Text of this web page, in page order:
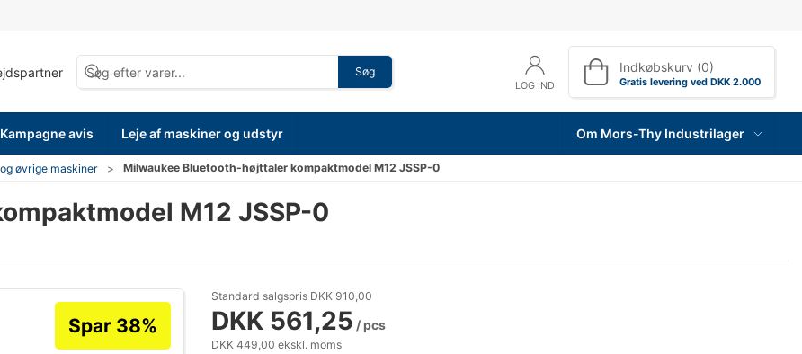
Søg
LOG IND
Indkøbskurv (0)
Gratis levering ved DKK 2.000
Kampagne avis Leje af maskiner og udstyr Om Mors-Thy Industrilager
øvrige maskiner Milwaukee Bluetooth-højttaler kompaktmodel M12 JSSP-0
M12 JSSP-0
Spar 38%
Standard salgspris DKK 910,00
DKK 561,25 / pcs
DKK 449,00 ekskl. moms